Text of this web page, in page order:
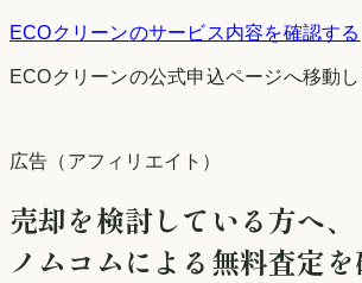
ECOクリーンのサービス内容を確認する
ECOクリーンの公式申込ページへ移動
広告（アフィリエイト）
売却を検討している方へ、
ノムコムによる無料査定